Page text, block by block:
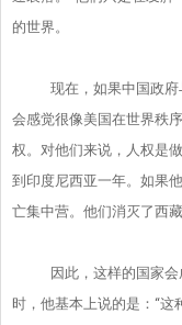
的世界。
现在，如果中国政
会感觉很像美国在世界秩
权。对他们来说， 人权是
到印度尼西亚一年。如果
亡集中营。他们消灭了西藏
因此，这样的国家
时，他基本上说的是：“这